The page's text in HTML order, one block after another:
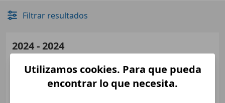
Filtrar resultados
2024 - 2024
desde 4610 x 1876 x 1685 mm
Utilizamos cookies. Para que pueda
encontrar lo que necesita.